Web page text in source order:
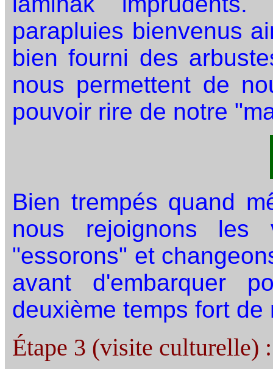
parapluies bienvenus
bien fourni des
nous permettent de
pouvoir rire de notre
Bien trempés quand
nous rejoignons les
"essorons" et
avant d'embarquer
deuxième temps fort de
Étape 3 (visite culturelle) :